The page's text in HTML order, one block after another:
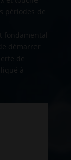
périodes de
démarrer
de
à